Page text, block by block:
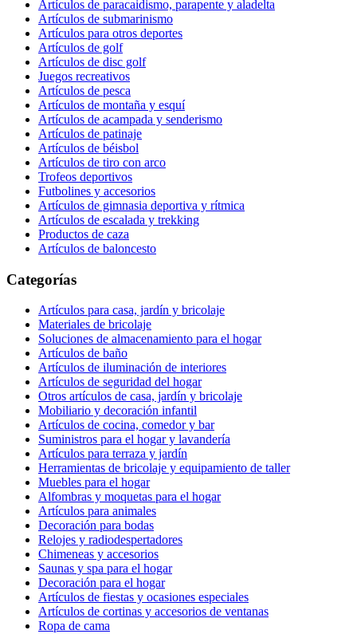
Artículos de paracaidismo, parapente y aladelta
Artículos de submarinismo
Artículos para otros deportes
Artículos de golf
Artículos de disc golf
Juegos recreativos
Artículos de pesca
Artículos de montaña y esquí
Artículos de acampada y senderismo
Artículos de patinaje
Artículos de béisbol
Artículos de tiro con arco
Trofeos deportivos
Futbolines y accesorios
Artículos de gimnasia deportiva y rítmica
Artículos de escalada y trekking
Productos de caza
Artículos de baloncesto
Categorías
Artículos para casa, jardín y bricolaje
Materiales de bricolaje
Soluciones de almacenamiento para el hogar
Artículos de baño
Artículos de iluminación de interiores
Artículos de seguridad del hogar
Otros artículos de casa, jardín y bricolaje
Mobiliario y decoración infantil
Artículos de cocina, comedor y bar
Suministros para el hogar y lavandería
Artículos para terraza y jardín
Herramientas de bricolaje y equipamiento de taller
Muebles para el hogar
Alfombras y moquetas para el hogar
Artículos para animales
Decoración para bodas
Relojes y radiodespertadores
Chimeneas y accesorios
Saunas y spa para el hogar
Decoración para el hogar
Artículos de fiestas y ocasiones especiales
Artículos de cortinas y accesorios de ventanas
Ropa de cama